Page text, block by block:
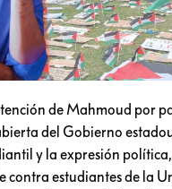
de Mahmoud por
del Gobierno
y la expresión
contra estudiantes de la